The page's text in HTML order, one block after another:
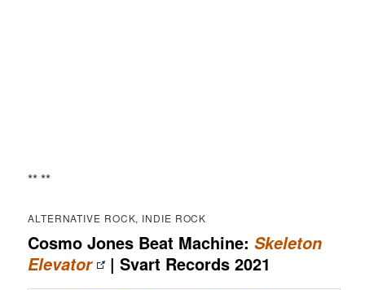
** **
ALTERNATIVE ROCK, INDIE ROCK
Cosmo Jones Beat Machine:Skeleton
Elevator
| Svart Records 2021